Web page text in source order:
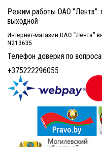
Режим работы ОАО "Лента":
выходной
Интернет-магазин ОАО "Лента"
N213635
Телефон доверия по
+375222296055